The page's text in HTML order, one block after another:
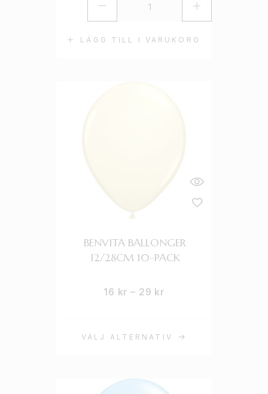
LÄGG TILL I VARUKORG
VÄLJ ALTERNATIV
BENVITA BALLONGER
12/28CM 10-PACK
16 kr – 29 kr